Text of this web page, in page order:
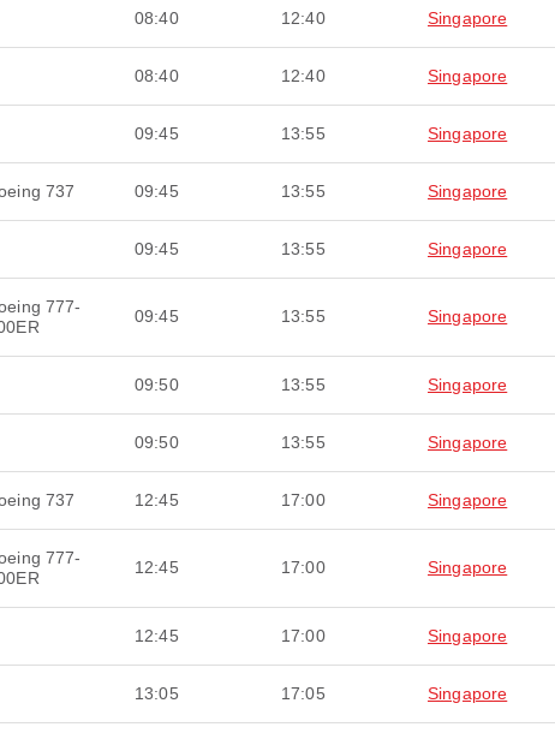
08:40 12:40 Singapore
08:40 12:40 Singapore
09:45 13:55 Singapore
737 09:45 13:55 Singapore
09:45 13:55 Singapore
777-
09:45 13:55 Singapore
09:50 13:55 Singapore
09:50 13:55 Singapore
737 12:45 17:00 Singapore
777-
12:45 17:00 Singapore
12:45 17:00 Singapore
13:05 17:05 Singapore